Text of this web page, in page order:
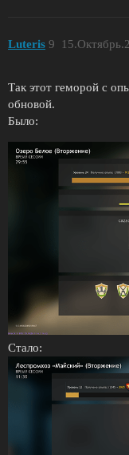
Luteris 9
Так этот геморой с
обновой.
Было:
Стало: